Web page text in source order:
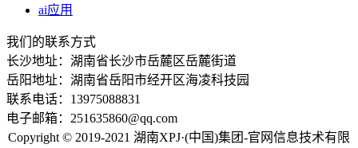
ai应用
我们的联系方式
长沙地址：湖南省长沙市岳麓区岳麓街道
岳阳地址：湖南省岳阳市经开区海凌科技园
联系电话：13975088831
电子邮箱：251635860@qq.com
Copyright © 2019-2021 湖南XPJ·(中国)集团-官网信息技术有限